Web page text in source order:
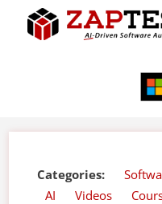
Categories:
AI
Videos